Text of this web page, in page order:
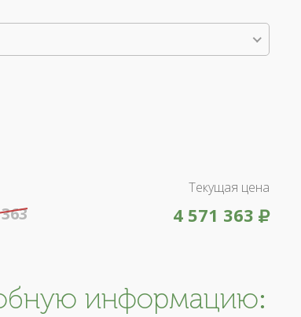
Текущая цена
4 571 363
информацию: